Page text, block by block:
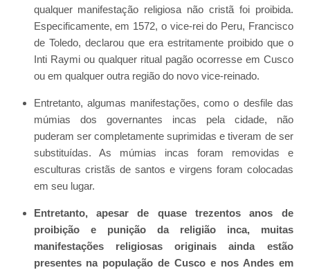
qualquer manifestação religiosa não cristã foi proibida.
Especificamente, em 1572, o vice-rei do Peru, Francisco
de Toledo, declarou que era estritamente proibido que o
Inti Raymi ou qualquer ritual pagão ocorresse em Cusco
ou em qualquer outra região do novo vice-reinado.
Entretanto, algumas manifestações, como o desfile das
múmias dos governantes incas pela cidade, não
puderam ser completamente suprimidas e tiveram de ser
substituídas. As múmias incas foram removidas e
esculturas cristãs de santos e virgens foram colocadas
em seu lugar.
Entretanto, apesar de quase trezentos anos de
proibição e punição da religião inca, muitas
manifestações religiosas originais ainda estão
presentes na população de Cusco e nos Andes em